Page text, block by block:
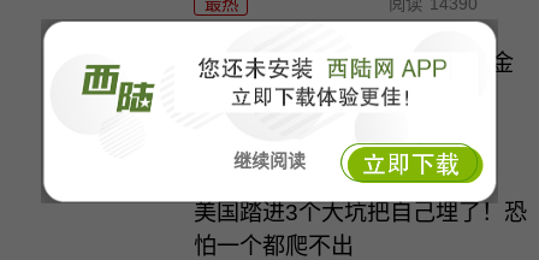
继续阅读
一张图让印度陷入死寂，五枚金
牌背后的终极真相
最热 阅读 9962
美国踏进3个大坑把自己埋了！恐
怕一个都爬不出